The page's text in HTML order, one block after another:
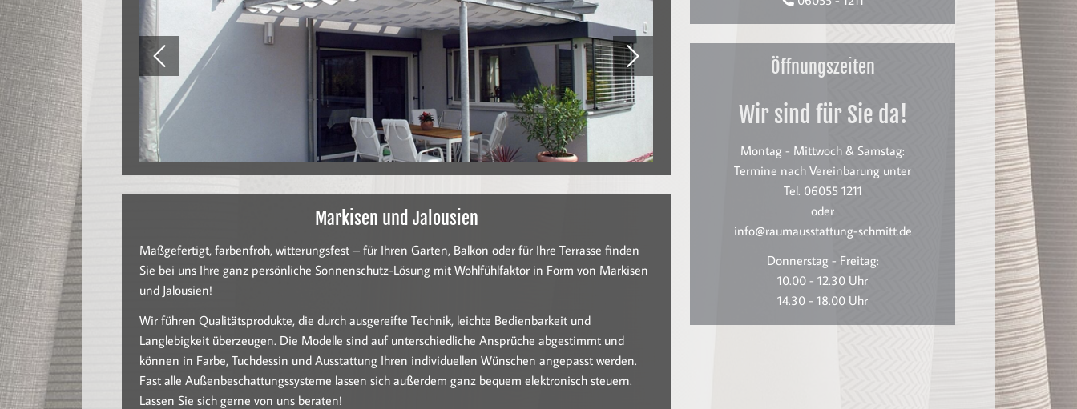
Markisen und Jalousien
Maßgefertigt, farbenfroh, witterungsfest – für Ihren Garten, Balkon oder für Ihre Terrasse finden
Sie bei uns Ihre ganz persönliche Sonnenschutz-Lösung mit Wohlfühlfaktor in Form von Markisen
und Jalousien!
Wir führen Qualitätsprodukte, die durch ausgereifte Technik, leichte Bedienbarkeit und
Langlebigkeit überzeugen. Die Modelle sind auf unterschiedliche Ansprüche abgestimmt und
können in Farbe, Tuchdessin und Ausstattung Ihren individuellen Wünschen angepasst werden.
Fast alle Außenbeschattungssysteme lassen sich außerdem ganz bequem elektronisch steuern.
Lassen Sie sich gerne von uns beraten!
Öffnungszeiten
Wir sind für Sie da!
Montag - Mittwoch & Samstag:
Termine nach Vereinbarung unter
Tel. 06055 1211
oder
info@raumausstattung-schmitt.de
Donnerstag - Freitag:
10.00 - 12.30 Uhr
14.30 - 18.00 Uhr